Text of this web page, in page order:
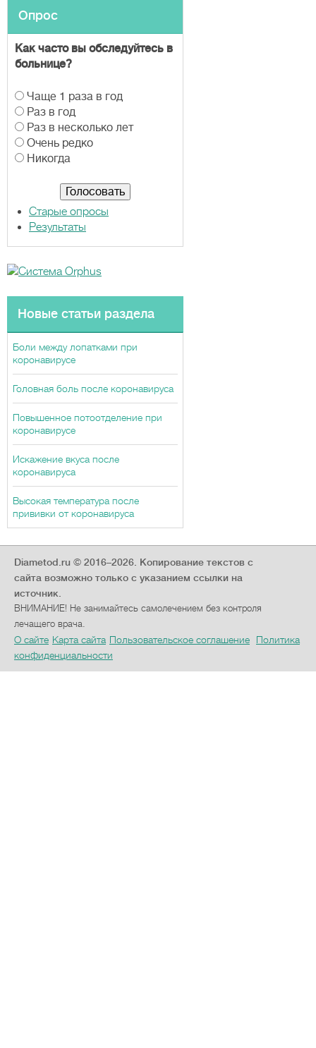
Опрос
Как часто вы обследуйтесь в
больнице?
В
а
р
и
а
Чаще 1 раза в год
Раз в год
Раз в несколько лет
Очень редко
Никогда
Старые опросы
Результаты
Новые статьи раздела
Боли между лопатками при
коронавирусе
Головная боль после коронавируса
Повышенное потоотделение при
коронавирусе
Искажение вкуса после
коронавируса
Высокая температура после
прививки от коронавируса
Diametod.ru © 2016–2026. Копирование текстов с
сайта возможно только с указанием ссылки на
источник.
ВНИМАНИЕ! Не занимайтесь самолечением без контроля
лечащего врача.
О сайте Карта сайта Пользовательское соглашение
Политика
конфиденциальности